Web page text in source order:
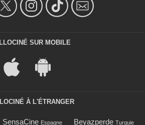
SUR MOBILE
À L'ÉTRANGER
SensaCine Espagne Beyazperde Turquie